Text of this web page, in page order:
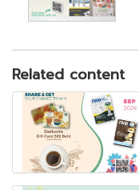
Related content